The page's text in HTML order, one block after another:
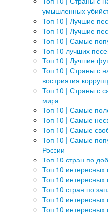
умышленных
Топ 10 | Лучшие
Топ 10 | Лучшие
Топ 10 | Самые
Топ 10 лучших
Топ 10 | Лучшие
Топ 10 | Страны с
восприятия
Топ 10 | Страны с
мира
Топ 10 | Самые
Топ 10 | Самые
Топ 10 | Самые
Топ 10 | Самые
России
Топ 10 стран по
Топ 10 интересных
Топ 10 интересных
Топ 10 стран по
Топ 10 интересных
Топ 10 интересных